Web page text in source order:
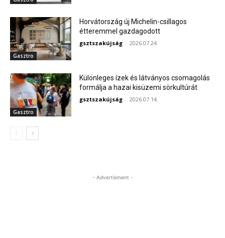
Gasztro
Horvátország új Michelin-csillagos
étteremmel gazdagodott
gsztszakújság - 2026.07.24.
Gasztro
Különleges ízek és látványos csomagolás
formálja a hazai kisüzemi sörkultúrát
gsztszakújság - 2026.07.14.
- Advertisment -